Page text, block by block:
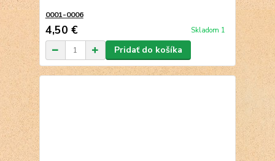
0001-0006
4,50 € Skladom 1
Pridať do košíka